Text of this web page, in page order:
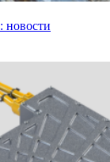
новости